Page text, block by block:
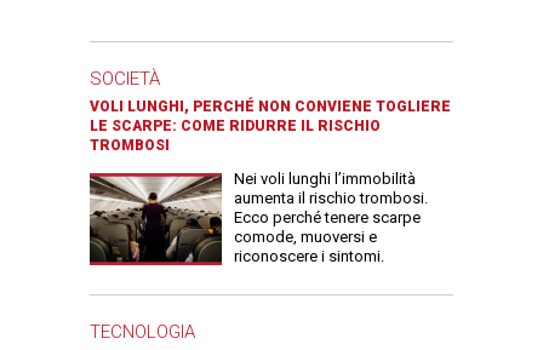
SOCIETÀ
VOLI LUNGHI, PERCHÉ NON CONVIENE TOGLIERE
LE SCARPE: COME RIDURRE IL RISCHIO
TROMBOSI
Nei voli lunghi l’immobilità
aumenta il rischio trombosi.
Ecco perché tenere scarpe
comode, muoversi e
riconoscere i sintomi.
TECNOLOGIA